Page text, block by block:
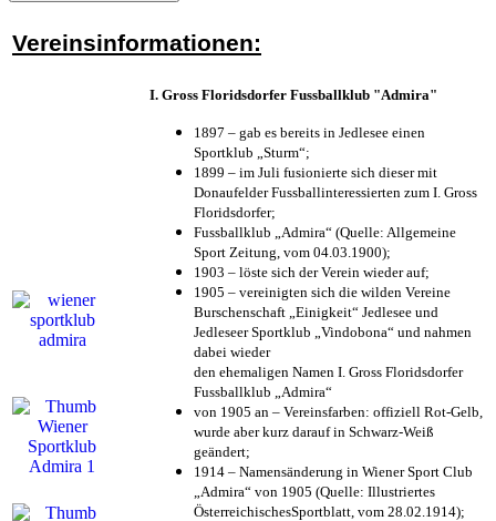
Vereinsinformationen:
I. Gross Floridsdorfer Fussballklub "Admira"
1897 – gab es bereits in Jedlesee einen
Sportklub „Sturm“;
1899 – im Juli fusionierte sich dieser mit
Donaufelder Fussballinteressierten zum I. Gross
Floridsdorfer;
Fussballklub „Admira“ (Quelle: Allgemeine
Sport Zeitung, vom 04.03.1900);
1903 – löste sich der Verein wieder auf;
1905 – vereinigten sich die wilden Vereine
Burschenschaft „Einigkeit“ Jedlesee und
Jedleseer Sportklub „Vindobona“ und nahmen
dabei wieder
den ehemaligen Namen I. Gross Floridsdorfer
Fussballklub „Admira“
von 1905 an – Vereinsfarben: offiziell Rot-Gelb,
wurde aber kurz darauf in Schwarz-Weiß
geändert;
1914 – Namensänderung in Wiener Sport Club
„Admira“ von 1905 (Quelle: Illustriertes
ÖsterreichischesSportblatt, vom 28.02.1914);